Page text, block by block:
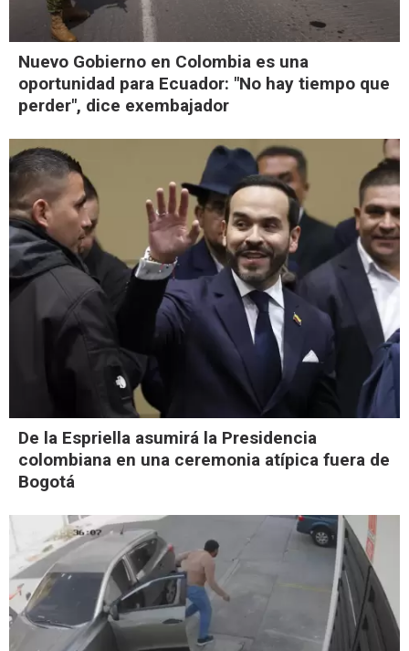
Nuevo Gobierno en Colombia es una
oportunidad para Ecuador: "No hay tiempo que
perder", dice exembajador
De la Espriella asumirá la Presidencia
colombiana en una ceremonia atípica fuera de
Bogotá